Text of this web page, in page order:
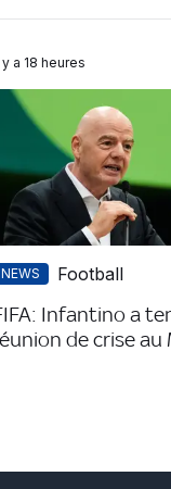
a 18 heures
NEWS Football
Infantino a
de crise au